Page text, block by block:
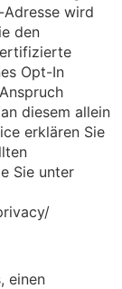
wird
den
Opt-In
diesem allein
erklären Sie
Sie unter
einen